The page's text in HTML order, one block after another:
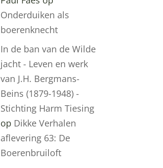
Onderduiken als
boerenknecht
In de ban van de Wilde
jacht - Leven en werk
van J.H. Bergmans-
Beins (1879-1948) -
Stichting Harm Tiesing
op Dikke Verhalen
aflevering 63: De
Boerenbruiloft